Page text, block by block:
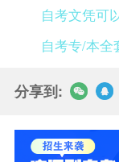
自考文凭可
自考专/本全
分享到: